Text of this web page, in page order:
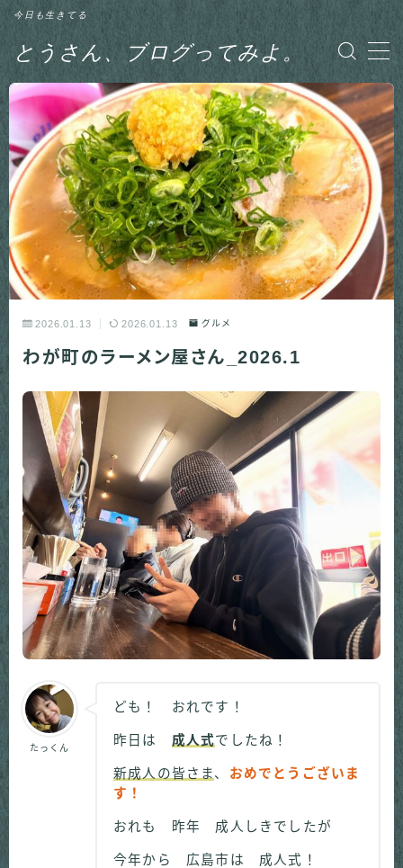
とうさん、ブログってみよ。
今日も生きてる
MENU
グルメ
日記
2026.01.13 2026.01.13 グルメ
わが町のラーメン屋さん_2026.1
たっくん
ども！ おれです！
昨日は 成人式でしたね！
新成人の皆さま、 おめでとうございま
す！
おれも 昨年 成人しきでしたが
今年から 広島市は 成人式！